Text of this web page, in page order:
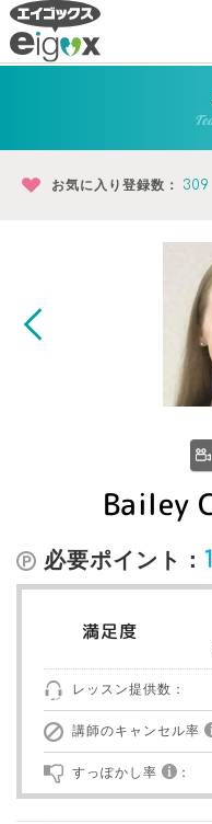
Bailey
必要ポイント：
満足度
レッスン提供数：
講師のキャンセル率
すっぽかし率 ：
お気に入り登録数： 309